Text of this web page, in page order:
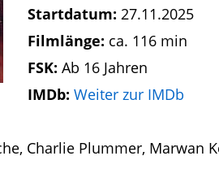
Startdatum: 27.11.2025
Filmlänge: ca. 116 min
FSK: Ab 16 Jahren
IMDb: Weiter zur IMDb
Charlie Plummer, Marwan